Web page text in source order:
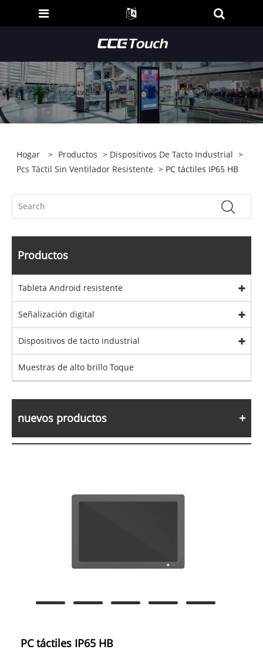
Hogar > Productos > Dispositivos De Tacto Industrial >
Pcs Táctil Sin Ventilador Resistente > PC táctiles IP65 HB
Productos
Tableta Android resistente
Señalización digital
Dispositivos de tacto industrial
Muestras de alto brillo Toque
nuevos productos
PC táctiles IP65 HB